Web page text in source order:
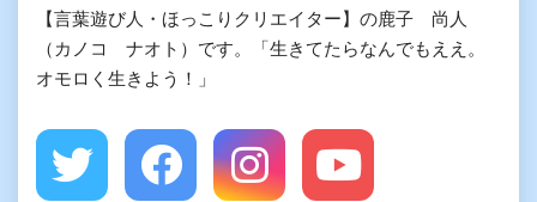
【言葉遊び人・ほっこりクリエイター】の鹿子 尚人
（カノコ ナオト）です。「生きてたらなんでもええ。
オモロく生きよう！」